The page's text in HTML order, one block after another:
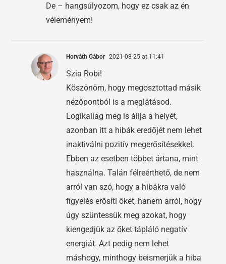
De – hangsúlyozom, hogy ez csak az én
véleményem!
Horváth Gábor 2021-08-25 at 11:41
Szia Robi!
Köszönöm, hogy megosztottad másik
nézőpontból is a meglátásod.
Logikailag meg is állja a helyét,
azonban itt a hibák eredőjét nem lehet
inaktiválni pozitív megerősítésekkel.
Ebben az esetben többet ártana, mint
használna. Talán félreérthető, de nem
arról van szó, hogy a hibákra való
figyelés erősíti őket, hanem arról, hogy
úgy szüntessük meg azokat, hogy
kiengedjük az őket tápláló negatív
energiát. Azt pedig nem lehet
máshogy, minthogy beismerjük a hiba